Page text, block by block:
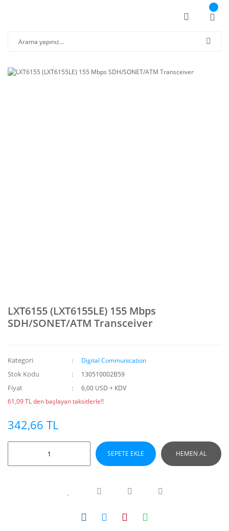
LXT6155 (LXT6155LE) 155 Mbps
SDH/SONET/ATM Transceiver
Kategori Digital Communication
Stok Kodu 130510002B59
Fiyat
6,00 USD + KDV
61,09 TL den başlayan taksitlerle!!
342,66 TL
SEPETE EKLE HEMEN AL